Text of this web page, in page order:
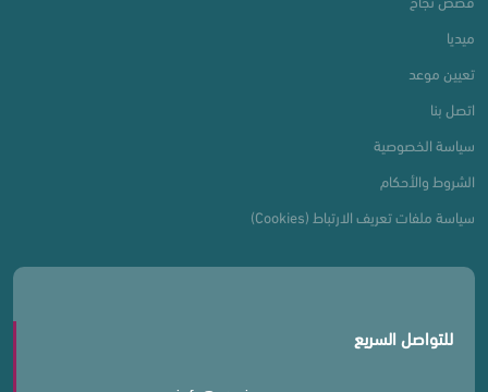
ميديا
تعيين موعد
اتصل بنا
سياسة الخصوصية
الشروط والأحكام
سياسة ملفات تعريف الارتباط (Cookies)
للتواصل السريع